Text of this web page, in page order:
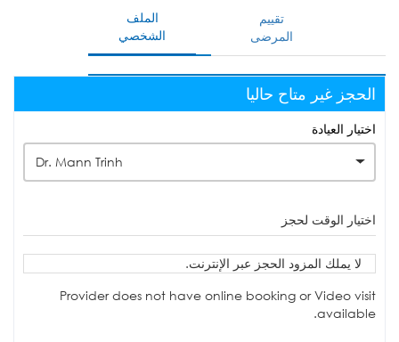
الملف
الشخصي
تقييم
المرضى
الحجز غير متاح حاليا
اختيار العيادة
Dr. Mann Trinh
اختيار الوقت لحجز
لا يملك المزود الحجز عبر الإنترنت.
Provider does not have online booking or Video visit
available.